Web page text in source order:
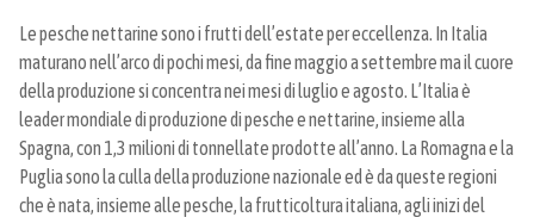
Le pesche nettarine sono i frutti dell’estate per eccellenza. In Italia
maturano nell’arco di pochi mesi, da fine maggio a settembre ma il cuore
della produzione si concentra nei mesi di luglio e agosto. L’Italia è
leader mondiale di produzione di pesche e nettarine, insieme alla
Spagna, con 1,3 milioni di tonnellate prodotte all’anno. La Romagna e la
Puglia sono la culla della produzione nazionale ed è da queste regioni
che è nata, insieme alle pesche, la frutticoltura italiana, agli inizi del